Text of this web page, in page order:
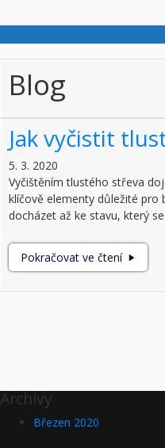
Blog
Jak vyčistit
5. 3. 2020
Vyčištěním tlustého střeva
klíčově elementy důležité pro
docházet až ke stavu, který
Pokračovat ve čtení
Jak
Archivy
Březen 2020